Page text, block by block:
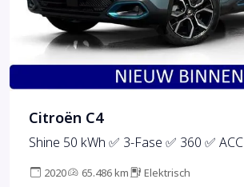
Citroën C4
Shine 50 kWh ✅ 3-Fase ✅ 360 ✅ ACC
2020 65.486 km Elektrisch